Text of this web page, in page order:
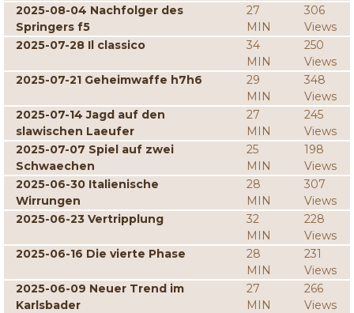
2025-08-04 Nachfolger des
Springers f5
27
MIN
306
Views
2025-07-28 Il classico
34
MIN
250
Views
2025-07-21 Geheimwaffe h7h6
29
MIN
348
Views
2025-07-14 Jagd auf den
slawischen Laeufer
27
MIN
245
Views
2025-07-07 Spiel auf zwei
Schwaechen
25
MIN
198
Views
2025-06-30 Italienische
Wirrungen
28
MIN
307
Views
2025-06-23 Vertripplung
32
MIN
228
Views
2025-06-16 Die vierte Phase
28
MIN
231
Views
2025-06-09 Neuer Trend im
Karlsbader
27
MIN
266
Views